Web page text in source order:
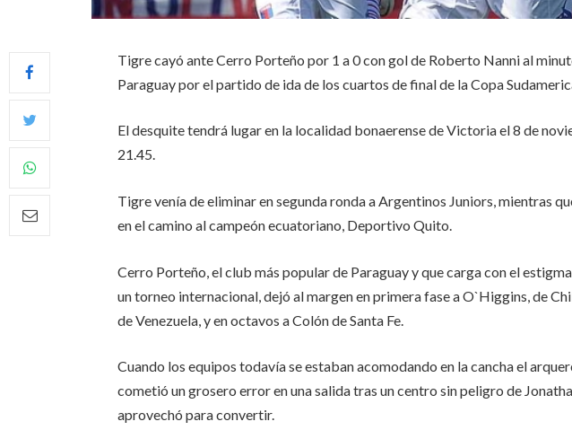
Tigre cayó ante Cerro Porteño por 1 a 0 con gol de Roberto Nanni al
Paraguay por el partido de ida de los cuartos de final de la Copa
El desquite tendrá lugar en la localidad bonaerense de Victoria el 8 de
21.45.
Tigre venía de eliminar en segunda ronda a Argentinos Juniors, mientras
en el camino al campeón ecuatoriano, Deportivo Quito.
Cerro Porteño, el club más popular de Paraguay y que carga con el
un torneo internacional, dejó al margen en primera fase a O`Higgins, de
de Venezuela, y en octavos a Colón de Santa Fe.
Cuando los equipos todavía se estaban acomodando en la cancha el
cometió un grosero error en una salida tras un centro sin peligro de
aprovechó para convertir.